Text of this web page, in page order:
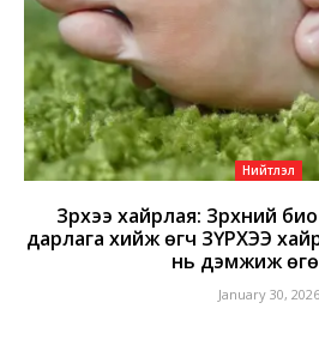
Нийтлэл
Зүрхээ хайрлая: Зүрхний
дарлага хийж өгч ЗҮРХЭЭ
нь дэмжиж
January 30, 2026